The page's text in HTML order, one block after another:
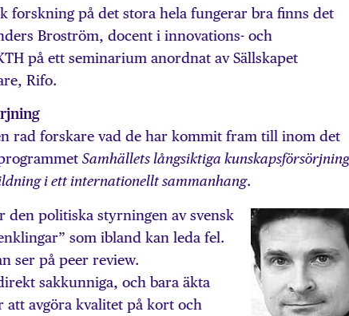
forskning på det stora hela fung­erar bra finns det
Bro­ström, docent i innovations- och
på ett seminarium anordnat av Sällskapet
Rifo.
rad forskare vad de har kommit fram till inom det
Samhällets långsiktiga
i ett internationellt sammanhang.
den politiska styrningen av svensk
som ibland kan leda fel.
ser på peer review.
sakkunniga, och bara äkta
att avgöra kvalitet på kort och